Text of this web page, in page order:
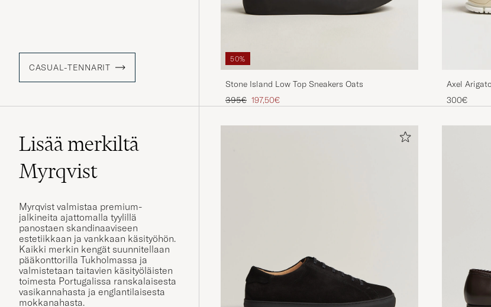
CASUAL-TENNARIT
50%
Stone Island Low Top Sneakers Oats
Tavallinen hinta
395€ Alennettu hinta
197,50€
Axel
300€
Lisää merkiltä
Myrqvist
Myrqvist valmistaa premium-
jalkineita ajattomalla tyylillä
panostaen skandinaaviseen
estetiikkaan ja vankkaan käsityöhön.
Kaikki merkin kengät suunnitellaan
pääkonttorilla Tukholmassa ja
valmistetaan taitavien käsityöläisten
toimesta Portugalissa ranskalaisesta
vasikannahasta ja englantilaisesta
mokkanahasta.